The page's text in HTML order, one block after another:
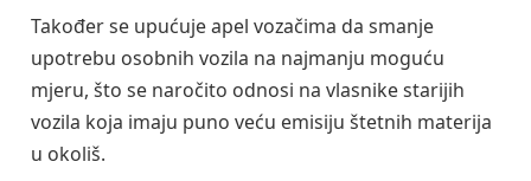
Također se upućuje apel vozačima da smanje
upotrebu osobnih vozila na najmanju moguću
mjeru, što se naročito odnosi na vlasnike starijih
vozila koja imaju puno veću emisiju štetnih materija
u okoliš.